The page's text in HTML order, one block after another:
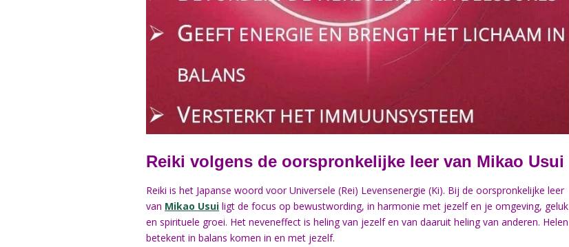
Reiki volgens de oorspronkelijke leer van Mikao Usui
Reiki is het Japanse woord voor Universele (Rei) Levensenergie (Ki). Bij de oorspronkelijke leer
van Mikao Usui ligt de focus op bewustwording, in harmonie met jezelf en je omgeving, geluk
en spirituele groei. Het neveneffect is heling van jezelf en van daaruit heling van anderen. Helen
betekent in balans komen in en met jezelf.